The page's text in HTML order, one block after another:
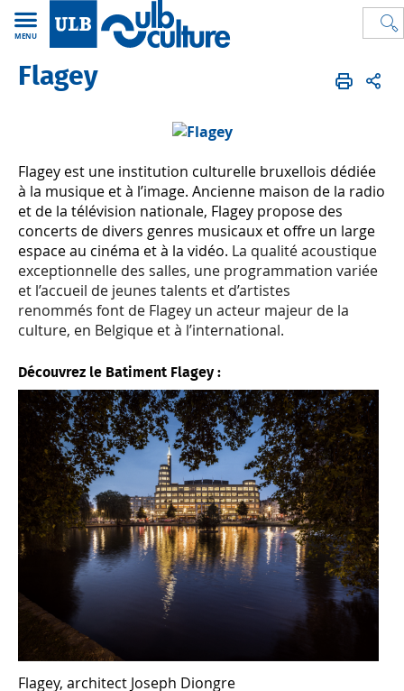
MENU
ULB Culture FR
Flagey
Flagey est une institution culturelle bruxellois dédiée
à la musique et à l’image. Ancienne maison de la radio
et de la télévision nationale, Flagey propose des
concerts de divers genres musicaux et offre un large
espace au cinéma et à la vidéo. La qualité acoustique
exceptionnelle des salles, une programmation variée
et l’accueil de jeunes talents et d’artistes
renommés font de Flagey un acteur majeur de la
culture, en Belgique et à l’international.
Découvrez le Batiment Flagey :
Flagey, architect Joseph Diongre